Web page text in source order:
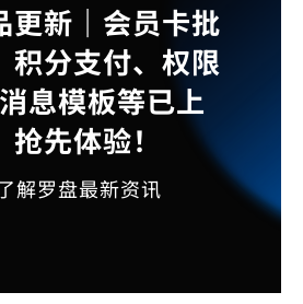
更新｜会员卡批
积分支付、权限
息模板等已上
抢先体验！
解罗盘最新资讯